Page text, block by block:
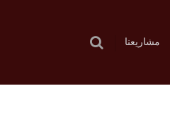
مشاريعنا